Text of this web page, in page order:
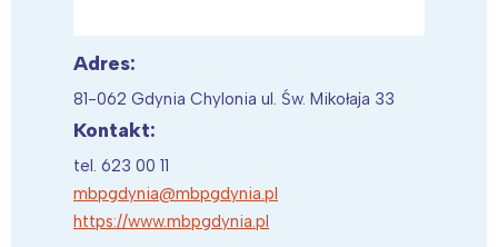
Adres:
81-062 Gdynia Chylonia ul. Św. Mikołaja 33
Kontakt:
tel. 623 00 11
mbpgdynia@mbpgdynia.pl
https://www.mbpgdynia.pl